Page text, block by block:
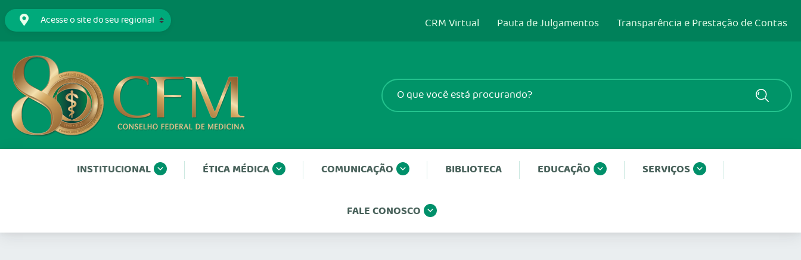
CRM Virtual Pauta de Julgamentos Transparência e Prestação de Contas
INSTITUCIONAL ÉTICA MÉDICA COMUNICAÇÃO BIBLIOTECA EDUCAÇÃO SERVIÇOS
FALE CONOSCO